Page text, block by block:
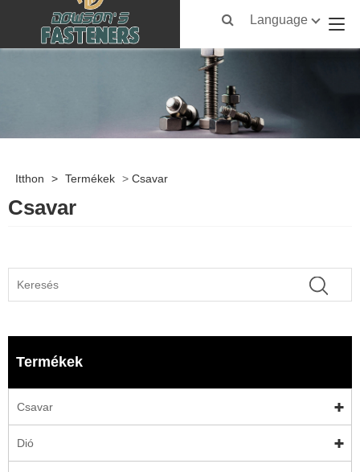
Language
Itthon > Termékek > Csavar
Csavar
Termékek
Csavar
Dió